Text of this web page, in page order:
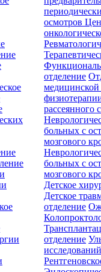
осмотров
отделение
медицинской
рассеянного
больных с
мозгового
больных с
мозгового
Детское
Детское
отделение
отделение